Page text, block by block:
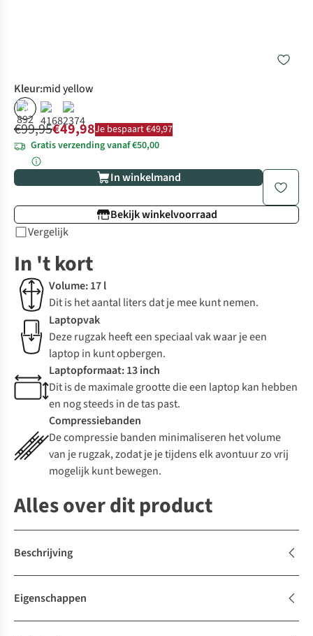
Kleur:mid yellow
%
€99,95€49,98Je bespaart €49,97
Gratis verzending vanaf €50,00
In winkelmand
Bekijk winkelvoorraad
Vergelijk
In 't kort
Volume: 17 l
Dit is het aantal liters dat je mee kunt nemen.
Laptopvak
Deze rugzak heeft een speciaal vak waar je een
laptop in kunt opbergen.
Laptopformaat: 13 inch
Dit is de maximale grootte die een laptop kan hebben
en nog steeds in de tas past.
Compressiebanden
De compressie banden minimaliseren het volume
van je rugzak, zodat je je tijdens elk avontuur zo vrij
mogelijk kunt bewegen.
Alles over dit product
Beschrijving
Eigenschappen